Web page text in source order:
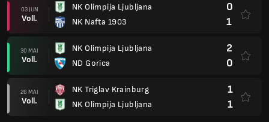
03 JUN
Voll.
NK Olimpija Ljubljana
NK Nafta 1903
0
1
30 MAI
Voll.
NK Olimpija Ljubljana
ND Gorica
2
0
26 MAI
Voll.
NK Triglav Krainburg
NK Olimpija Ljubljana
1
1